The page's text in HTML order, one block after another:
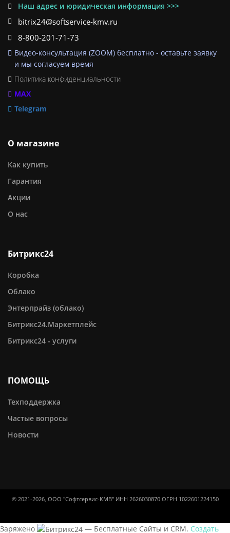
Наш адрес и юридическая информация >>>
bitrix24@softservice-kmv.ru
8-800-201-71-73
Видео-консультация (ZOOM) бесплатно - оставьте заявку
и мы согласуем время
Политика конфиденциальности
MAX
Telegram
О магазине
Как купить
Гарантия
Акции
О нас
Битрикс24
Коробка
Облако
Энтерпрайз (облако)
Битрикс24.Маркетплейс
Битрикс24 - услуги
ПОМОЩЬ
Техподдержка
Частые вопросы
Новости
© 2021-2026, ООО "Софтсервис-КМВ" ИНН 2626030870 ОГРН 1022601224150
Заряжено — Бесплатные Сайты и CRM. Создать